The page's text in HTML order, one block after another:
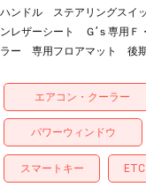
ハンドル ステアリングスイ
ンレザーシート Ｇ’ｓ専用
ラー 専用フロアマット 後
エアコン・クーラー
パワーウィンドウ
スマートキー ETC